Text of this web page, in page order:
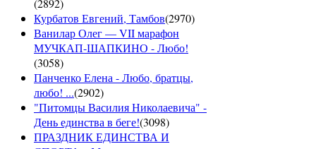
(2892)
Курбатов Евгений, Тамбов(2970)
Ванилар Олег — VII марафон
МУЧКАП-ШАПКИНО - Любо!
(3058)
Панченко Елена - Любо, братцы,
любо! ...(2902)
"Питомцы Василия Николаевича" -
День единства в беге!(3098)
ПРАЗДНИК ЕДИНСТВА И